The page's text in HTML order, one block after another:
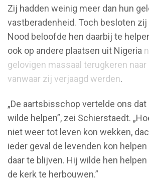
Zij hadden weinig meer dan hun
vastberadenheid. Toch besloten zij
Nood beloofde hen daarbij te
ook op andere plaatsen uit Nigeria
gelovigen massaal terugkeren naar
vanwaar zij verjaagd werden.
„De aartsbisschop vertelde ons
wilde helpen”, zei Schierstaedt.
niet weer tot leven kon wekken,
ieder geval de levenden kon
daar te blijven. Hij wilde hen
de kerk te herbouwen.”